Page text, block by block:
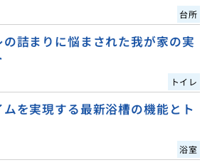
台所
詰まりに悩まされた我が家の実
トイレ
を実現する最新浴槽の機能とト
浴室